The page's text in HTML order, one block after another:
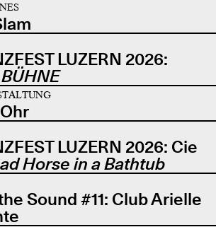
LUZERN 2026:
LUZERN 2026: Cie
Horse in a Bathtub
Sound #11: Club Arielle